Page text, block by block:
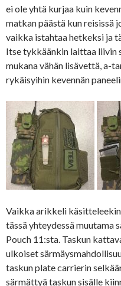
ei ole yhtä kurjaa kuin
matkan päästä kun reisissä
vaikka istahtaa hetkeksi ja
Itse tykkäänkin laittaa liivin
mukana vähän lisävettä, a-
rykäisyihin kevennän
Vaikka arikkeli
tässä yhteydessä muutama
Pouch 11:sta. Taskun
ulkoiset
taskun plate carrierin
särmättyä taskun sisälle